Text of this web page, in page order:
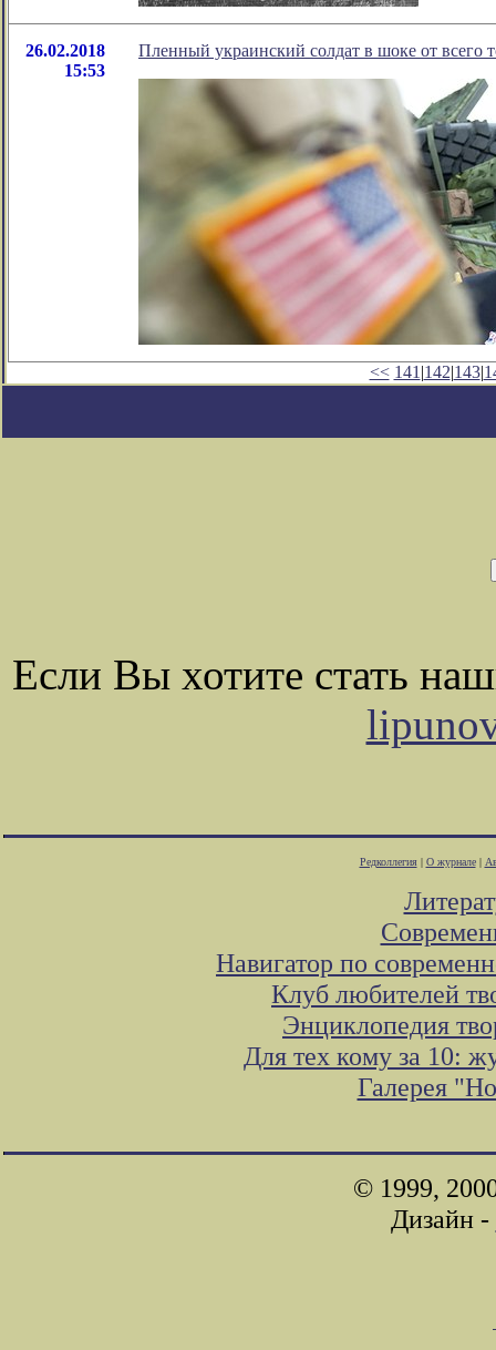
26.02.2018
15:53
Пленный украинский солдат в шоке от всего
<< 141 |142|143|
Если Вы хотите стать
Редколлегия| О журнале|
Навигатор по
Клуб любителей
Энциклопедия
Для тех кому за 10:
Галерея
© 1999,
Дизайн -